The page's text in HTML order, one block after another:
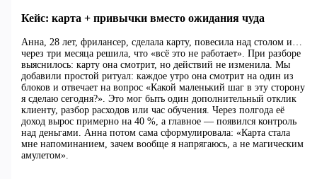
Кейс: карта + привычки вместо ожидания чуда
Анна, 28 лет, фрилансер, сделала карту, повесила над столом и…
через три месяца решила, что «всё это не работает». При разборе
выяснилось: карту она смотрит, но действий не изменила. Мы
добавили простой ритуал: каждое утро она смотрит на один из
блоков и отвечает на вопрос «Какой маленький шаг в эту сторону
я сделаю сегодня?». Это мог быть один дополнительный отклик
клиенту, разбор расходов или час обучения. Через полгода её
доход вырос примерно на 40 %, а главное — появился контроль
над деньгами. Анна потом сама сформулировала: «Карта стала
мне напоминанием, зачем вообще я напрягаюсь, а не магическим
амулетом».